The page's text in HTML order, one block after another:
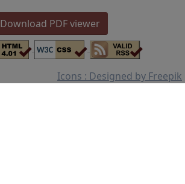
Download PDF viewer
Icons : Designed by Freepik